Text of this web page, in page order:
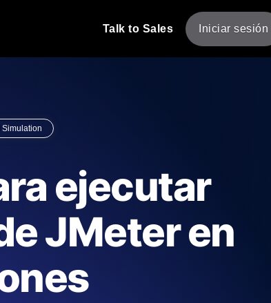
Synthetic Monitoring
Sondas always-on de uptime y rendimiento desde 25+ ubicaciones.
Detecta caídas antes que tus usuarios.
Comprobador de estado de API
Lista de herramientas web
Talk to Sales Iniciar sesión
Simulation
ejecutar
JMeter en